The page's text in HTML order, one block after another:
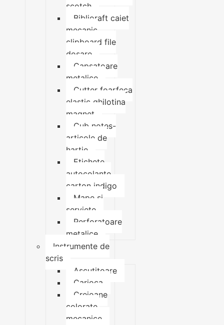
scotch
Biblioraft caiet
mecanic
clipboard file
dosare
Capsatoare
metalice
Cutter foarfeca
elastic ghilotina
magnet
Cub notes-
articole de
hartie
Etichete
autocolante
carton indigo
Mape si
serviete
Perforatoare
metalice
Instrumente de
scris
Ascutitoare
Carioca
Creioane
colorate,
mecanice